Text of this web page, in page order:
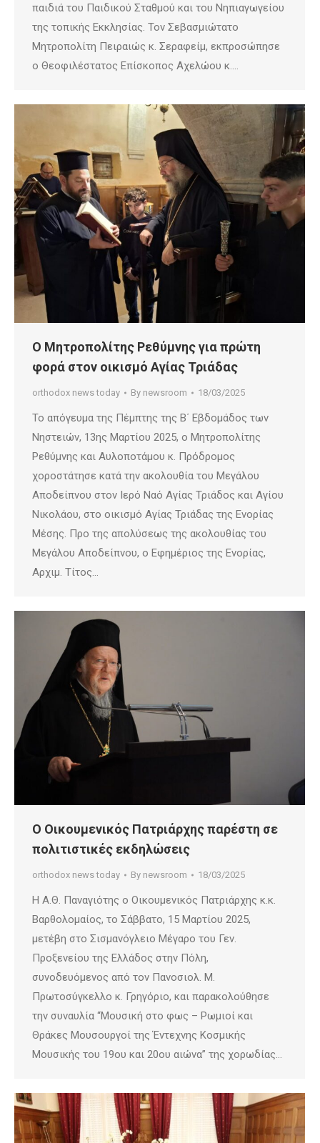
παιδιά του Παιδικού Σταθμού και του Νηπιαγωγείου
της τοπικής Εκκλησίας. Τον Σεβασμιώτατο
Μητροπολίτη Πειραιώς κ. Σεραφείμ, εκπροσώπησε
ο Θεοφιλέστατος Επίσκοπος Αχελώου κ.…
Ο Μητροπολίτης Ρεθύμνης για πρώτη
φορά στον οικισμό Αγίας Τριάδας
orthodox news today By newsroom 18/03/2025
Το απόγευμα της Πέμπτης της Β΄ Εβδομάδος των
Νηστειών, 13ης Μαρτίου 2025, ο Μητροπολίτης
Ρεθύμνης και Αυλοποτάμου κ. Πρόδρομος
χοροστάτησε κατά την ακολουθία του Μεγάλου
Αποδείπνου στον Ιερό Ναό Αγίας Τριάδος και Αγίου
Νικολάου, στο οικισμό Αγίας Τριάδας της Ενορίας
Μέσης. Προ της απολύσεως της ακολουθίας του
Μεγάλου Αποδείπνου, ο Εφημέριος της Ενορίας,
Αρχιμ. Τίτος…
Ο Οικουμενικός Πατριάρχης παρέστη σε
πολιτιστικές εκδηλώσεις
orthodox news today By newsroom 18/03/2025
Η Α.Θ. Παναγιότης ο Οικουμενικός Πατριάρχης κ.κ.
Βαρθολομαίος, το Σάββατο, 15 Μαρτίου 2025,
μετέβη στο Σισμανόγλειο Μέγαρο του Γεν.
Προξενείου της Ελλάδος στην Πόλη,
συνοδευόμενος από τον Πανοσιολ. Μ.
Πρωτοσύγκελλο κ. Γρηγόριο, και παρακολούθησε
την συναυλία “Μουσική στο φως – Ρωμιοί και
Θράκες Μουσουργοί της Έντεχνης Κοσμικής
Μουσικής του 19ου και 20ου αιώνα” της χορωδίας…